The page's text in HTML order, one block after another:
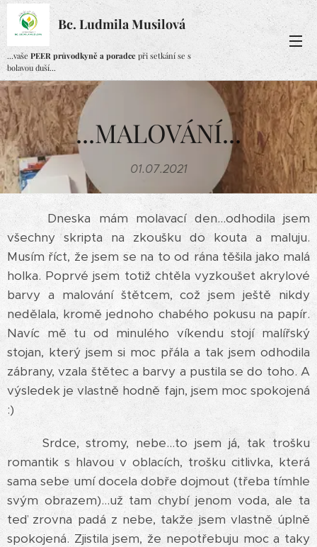
Bc. Ludmila Musilová
...vaše PEER průvodkyně a poradce při setkání se s
bolavou duší...
...MALOVÁNÍ...
01.07.2021
Dneska mám molavací den...odhodila jsem
všechny skripta na zkoušku do kouta a maluju.
Musím říct, že jsem se na to od rána těšila jako malá
holka. Poprvé jsem totiž chtěla vyzkoušet akrylové
barvy a malování štětcem, což jsem ještě nikdy
nedělala, kromě jednoho chabého pokusu na papír.
Navíc mě tu od minulého víkendu stojí malířský
stojan, který jsem si moc přála a tak jsem odhodila
zábrany, vzala štětec a barvy a pustila se do toho. A
výsledek je vlastně hodně fajn, jsem moc spokojená
:)
Srdce, stromy, nebe...to jsem já, tak trošku
romantik s hlavou v oblacích, trošku citlivka, která
sama sebe umí docela dobře dojmout (třeba tímhle
svým obrazem)...už tam chybí jenom voda, ale ta
teď zrovna padá z nebe, takže jsem vlastně úplně
spokojená. Zjistila jsem, že nepotřebuju moc a taky